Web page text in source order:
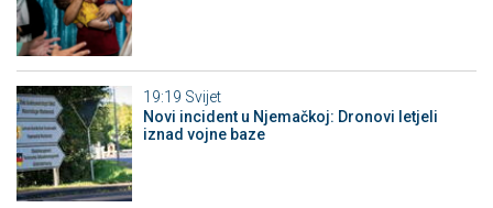
19:19 Svijet
Novi incident u Njemačkoj: Dronovi letjeli
iznad vojne baze